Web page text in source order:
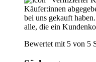
Käufer:innen
bei uns gekauft
alle, die ein
Bewertet mit 5 von 5